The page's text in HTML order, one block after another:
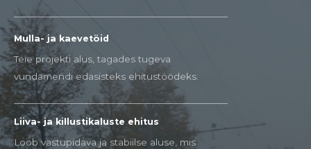
Mulla- ja kaevetöid
Teie projekti alus, tagades tugeva
vundamendi edasisteks ehitustöödeks.
Liiva- ja killustikaluste ehitus
Loob vastupidava ja stabiilse aluse, mis